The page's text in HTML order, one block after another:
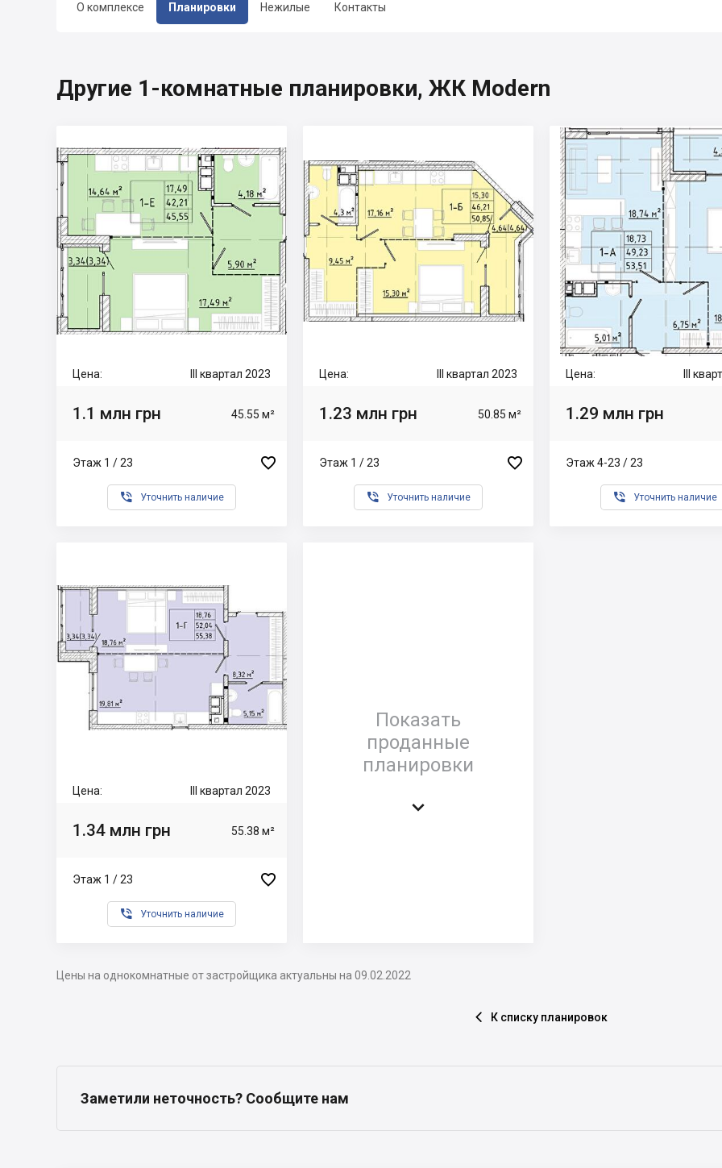
О комплексе Планировки Нежилые Контакты
Другие 1-комнатные планировки, ЖК Modern
Цена: III квартал 2023
1.1 млн грн 45.55 м²
Этаж 1 / 23 
 Уточнить наличие
Цена: III квартал 2023
1.23 млн грн 50.85 м²
Этаж 1 / 23 
 Уточнить наличие
Цена: III
1.29 млн грн
Этаж 4-23 / 23
 Уточнить наличие
Цена: III квартал 2023
1.34 млн грн 55.38 м²
Этаж 1 / 23 
 Уточнить наличие
Показать
проданные
планировки

Цены на однокомнатные от застройщика актуальны на 09.02.2022
 К списку планировок
Заметили неточность? Сообщите нам